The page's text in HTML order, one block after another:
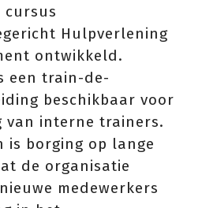
cursus
Hulpverlening
ontwikkeld.
een train-de-
beschikbaar voor
van interne trainers.
is borging op lange
de organisatie
medewerkers